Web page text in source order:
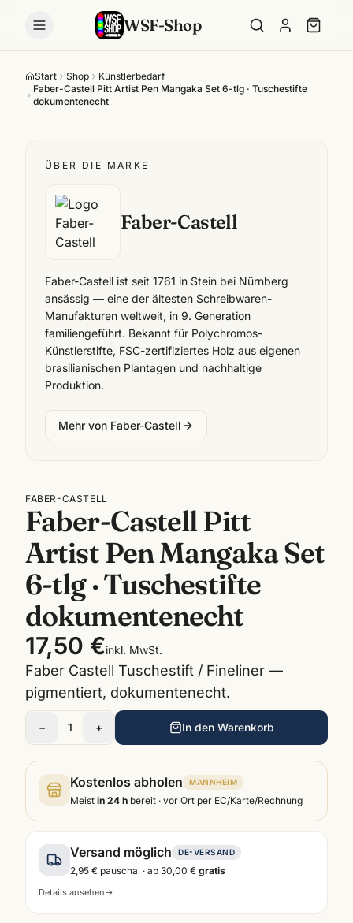
WSF-Shop
Start Shop
Künstlerbedarf
Faber-Castell Pitt Artist Pen Mangaka Set 6-tlg · Tuschestifte
dokumentenecht
ÜBER DIE MARKE
Faber-Castell
Faber-Castell ist seit 1761 in Stein bei Nürnberg
ansässig — eine der ältesten Schreibwaren-
Manufakturen weltweit, in 9. Generation
familiengeführt. Bekannt für Polychromos-
Künstlerstifte, FSC-zertifiziertes Holz aus eigenen
brasilianischen Plantagen und nachhaltige
Produktion.
Mehr von Faber-Castell
FABER-CASTELL
Faber-Castell Pitt
Artist Pen Mangaka Set
6-tlg · Tuschestifte
dokumentenecht
17,50 €inkl. MwSt.
Faber Castell Tuschestift / Fineliner —
pigmentiert, dokumentenecht.
− 1 + In den Warenkorb
Kostenlos abholen MANNHEIM
Meist in 24 h bereit · vor Ort per EC/Karte/Rechnung
Versand möglich DE-VERSAND
2,95 € pauschal · ab 30,00 € gratis
Details ansehen→